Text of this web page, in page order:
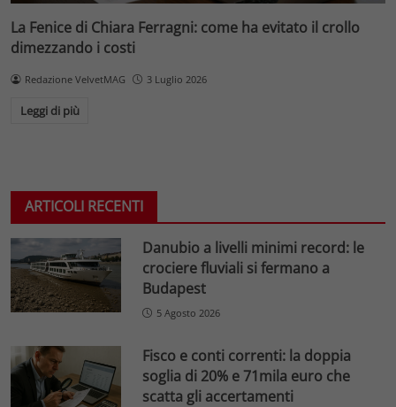
La Fenice di Chiara Ferragni: come ha evitato il crollo
dimezzando i costi
Redazione VelvetMAG 3 Luglio 2026
Leggi di più
ARTICOLI RECENTI
Danubio a livelli minimi record: le
crociere fluviali si fermano a
Budapest
5 Agosto 2026
Fisco e conti correnti: la doppia
soglia di 20% e 71mila euro che
scatta gli accertamenti